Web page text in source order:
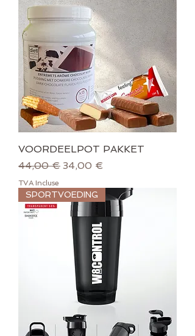
VOORDEELPOT PAKKET
Prix original
44,00 € Prix promotionnel
34,00 €
TVA Incluse
SPORTVOEDING